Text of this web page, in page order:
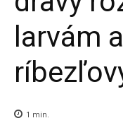
larvám
1 min.